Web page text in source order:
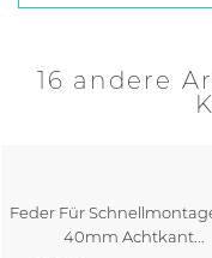
16 andere
Feder Für
40mm Achtkant...